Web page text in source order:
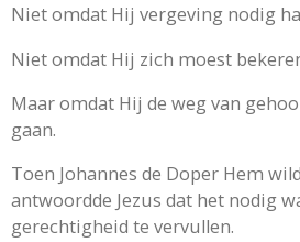
Niet omdat Hij vergeving nodig
Niet omdat Hij zich moest
Maar omdat Hij de weg van
gaan.
Toen Johannes de Doper Hem
antwoordde Jezus dat het nodig
gerechtigheid te vervullen.